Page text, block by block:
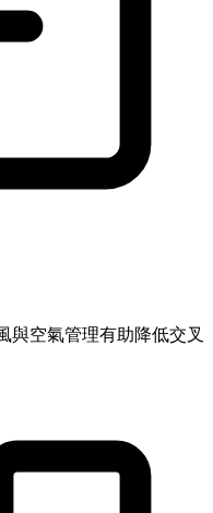
與空氣管理有助降低交叉